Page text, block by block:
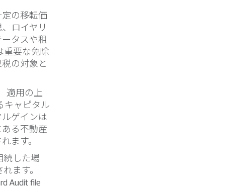
の移転価
ロイヤリ
タスや租
重要な免除
の対象と
適用の上
キャピタル
ゲインは
る不動産
ます。
続した場
ます。
Audit file